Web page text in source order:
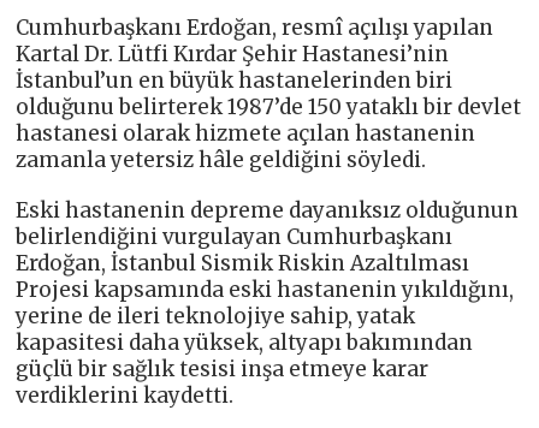
Cumhurbaşkanı Erdoğan, resmî açılışı yapılan
Kartal Dr. Lütfi Kırdar Şehir Hastanesi’nin
İstanbul’un en büyük hastanelerinden biri
olduğunu belirterek 1987’de 150 yataklı bir devlet
hastanesi olarak hizmete açılan hastanenin
zamanla yetersiz hâle geldiğini söyledi.
Eski hastanenin depreme dayanıksız olduğunun
belirlendiğini vurgulayan Cumhurbaşkanı
Erdoğan, İstanbul Sismik Riskin Azaltılması
Projesi kapsamında eski hastanenin yıkıldığını,
yerine de ileri teknolojiye sahip, yatak
kapasitesi daha yüksek, altyapı bakımından
güçlü bir sağlık tesisi inşa etmeye karar
verdiklerini kaydetti.